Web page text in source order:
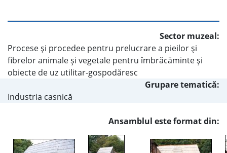
Sector muzeal:
Procese şi procedee pentru prelucrare a pieilor şi
fibrelor animale şi vegetale pentru îmbrăcăminte şi
obiecte de uz utilitar-gospodăresc
Grupare tematică:
Industria casnică
Ansamblul este format din: